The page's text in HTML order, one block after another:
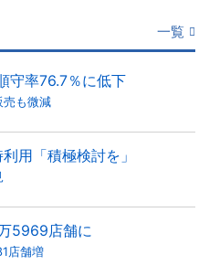
一覧
守率76.7％に低下
売も微減
用「積極検討を」
5969店舗に
店舗増